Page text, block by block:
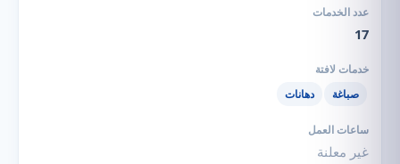
17
صباغة دهانات
غير معلنة